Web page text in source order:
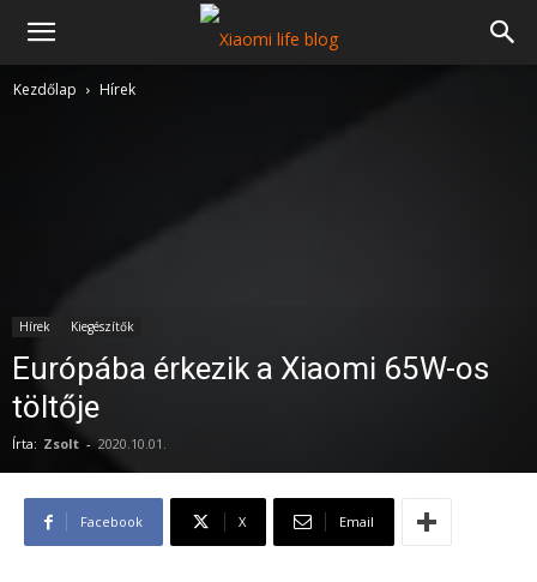
Kezdőlap Hírek
Hírek Kiegészítők
Európába érkezik a Xiaomi 65W-os
töltője
Írta: Zsolt - 2020.10.01.
Facebook X Email